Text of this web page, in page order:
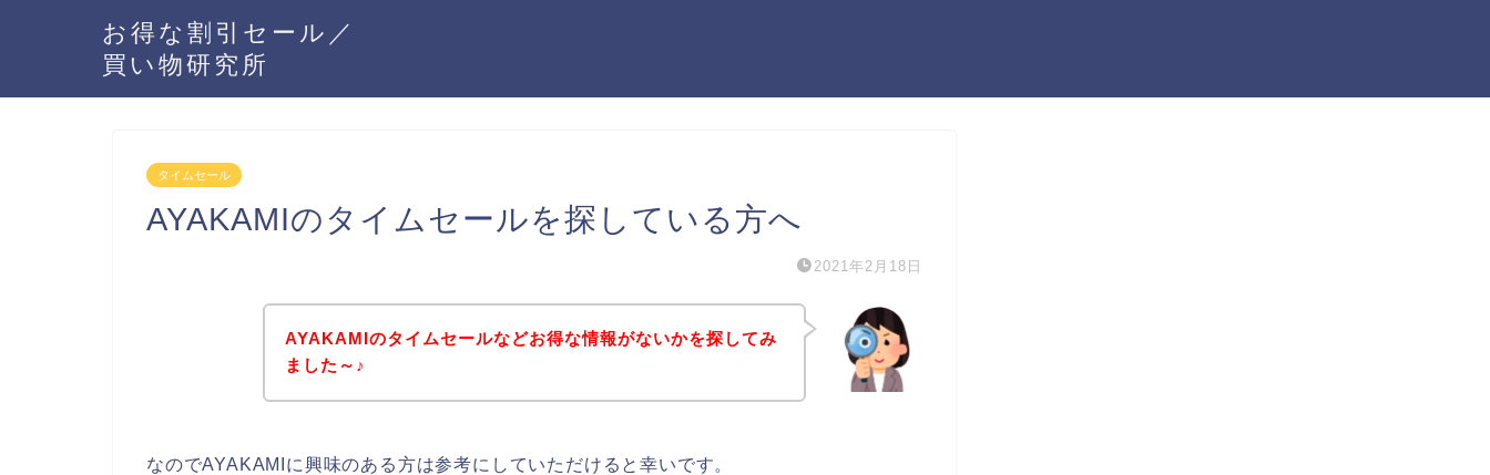
お得な割引セール／
買い物研究所
タイムセール
AYAKAMIのタイムセールを探している方へ
2021年2月18日
AYAKAMIのタイムセールなどお得な情報がないかを探してみ
ました～♪
なのでAYAKAMIに興味のある方は参考にしていただけると幸いです。